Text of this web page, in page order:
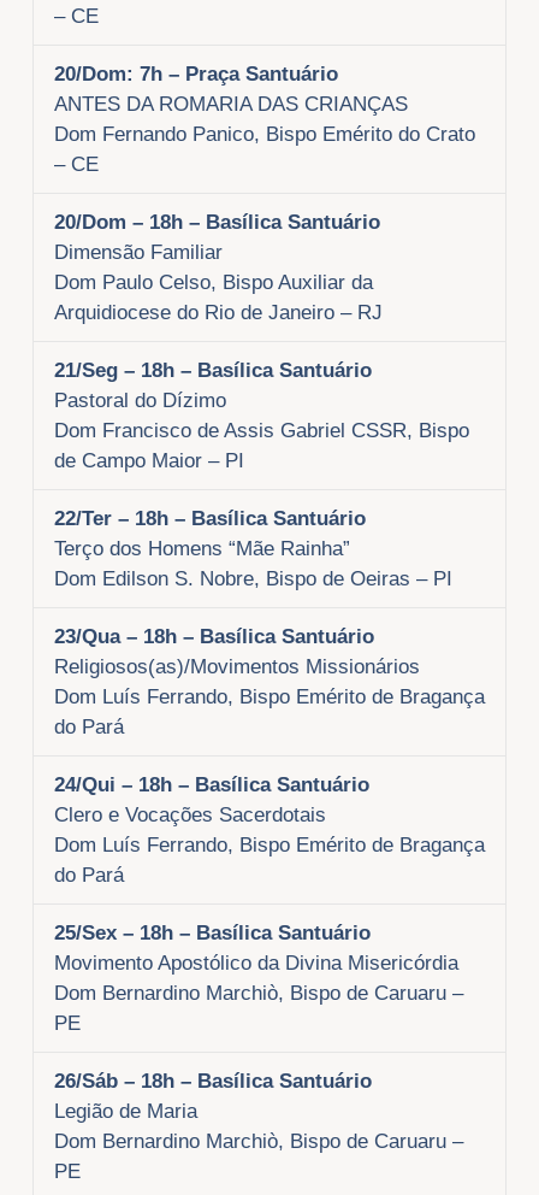
– CE
20/Dom: 7h – Praça Santuário
ANTES DA ROMARIA DAS CRIANÇAS
Dom Fernando Panico, Bispo Emérito do Crato
– CE
20/Dom – 18h – Basílica Santuário
Dimensão Familiar
Dom Paulo Celso, Bispo Auxiliar da
Arquidiocese do Rio de Janeiro – RJ
21/Seg – 18h – Basílica Santuário
Pastoral do Dízimo
Dom Francisco de Assis Gabriel CSSR, Bispo
de Campo Maior – PI
22/Ter – 18h – Basílica Santuário
Terço dos Homens “Mãe Rainha”
Dom Edilson S. Nobre, Bispo de Oeiras – PI
23/Qua – 18h – Basílica Santuário
Religiosos(as)/Movimentos Missionários
Dom Luís Ferrando, Bispo Emérito de Bragança
do Pará
24/Qui – 18h – Basílica Santuário
Clero e Vocações Sacerdotais
Dom Luís Ferrando, Bispo Emérito de Bragança
do Pará
25/Sex – 18h – Basílica Santuário
Movimento Apostólico da Divina Misericórdia
Dom Bernardino Marchiò, Bispo de Caruaru –
PE
26/Sáb – 18h – Basílica Santuário
Legião de Maria
Dom Bernardino Marchiò, Bispo de Caruaru –
PE